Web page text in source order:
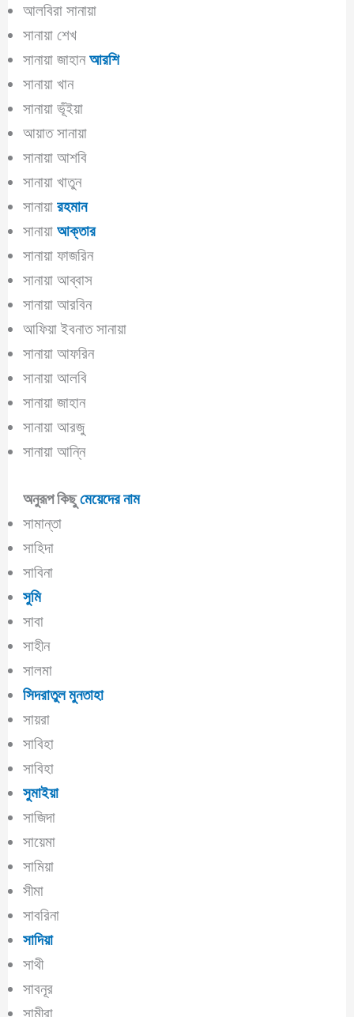
আলবিরা সানায়া
সানায়া শেখ
সানায়া জাহানআরশি
সানায়া খান
সানায়া ভূঁইয়া
আয়াত সানায়া
সানায়া আশবি
সানায়া খাতুন
সানায়ারহমান
সানায়াআক্তার
সানায়া ফাজরিন
সানায়া আব্বাস
সানায়া আরবিন
আফিয়া ইবনাত সানায়া
সানায়া আফরিন
সানায়া আলবি
সানায়া জাহান
সানায়া আরজু
সানায়া আন্নি
অনুরূপ কিছুমেয়েদের নাম
সামান্তা
সাহিদা
সাবিনা
সুমি
সাবা
সাহীন
সালমা
সিদরাতুলমুনতাহা
সায়রা
সাবিহা
সাবিহা
সুমাইয়া
সাজিদা
সায়েমা
সামিয়া
সীমা
সাবরিনা
সাদিয়া
সাথী
সাবনূর
সামীরা